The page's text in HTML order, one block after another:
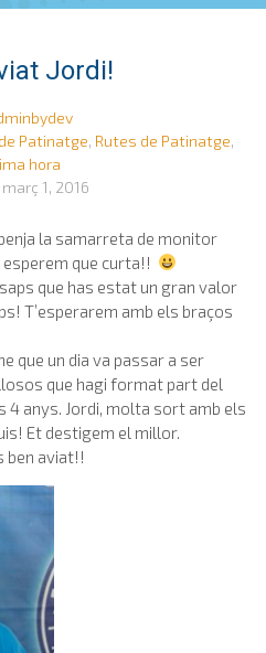
Jordi!
Patinatge, Rutes de Patinatge,
hora
març 1, 2016
la samarreta de monitor
que curta!!
saps que has estat un gran valor
T’esperarem amb els braços
que un dia va passar a ser
que hagi format part del
4 anys. Jordi, molta sort amb els
Et destigem el millor.
ben aviat!!